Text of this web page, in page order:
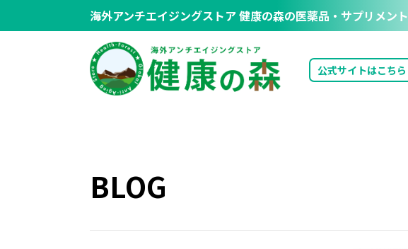
海外アンチエイジングストア健康の森の医薬品・サプリメント
公式サイトはこちら
BLOG